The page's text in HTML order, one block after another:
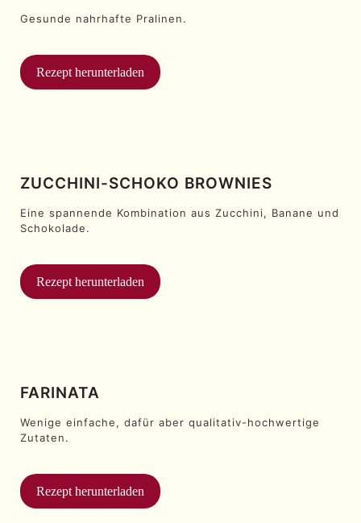
Gesunde nahrhafte Pralinen.
Rezept herunterladen
ZUCCHINI-SCHOKO BROWNIES
Eine spannende Kombination aus Zucchini, Banane und
Schokolade.
Rezept herunterladen
FARINATA
Wenige einfache, dafür aber qualitativ-hochwertige
Zutaten.
Rezept herunterladen